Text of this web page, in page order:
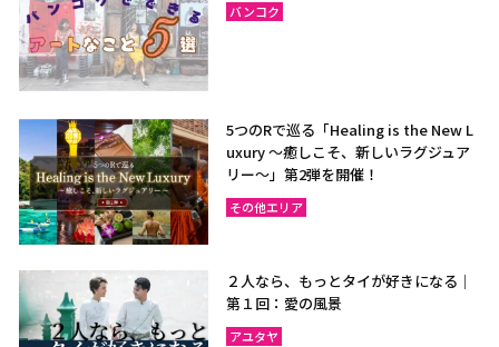
バンコク
5つのRで巡る「Healing is the New L
uxury ～癒しこそ、新しいラグジュア
リー〜」第2弾を開催！
その他エリア
２人なら、もっとタイが好きになる｜
第１回：愛の風景
アユタヤ